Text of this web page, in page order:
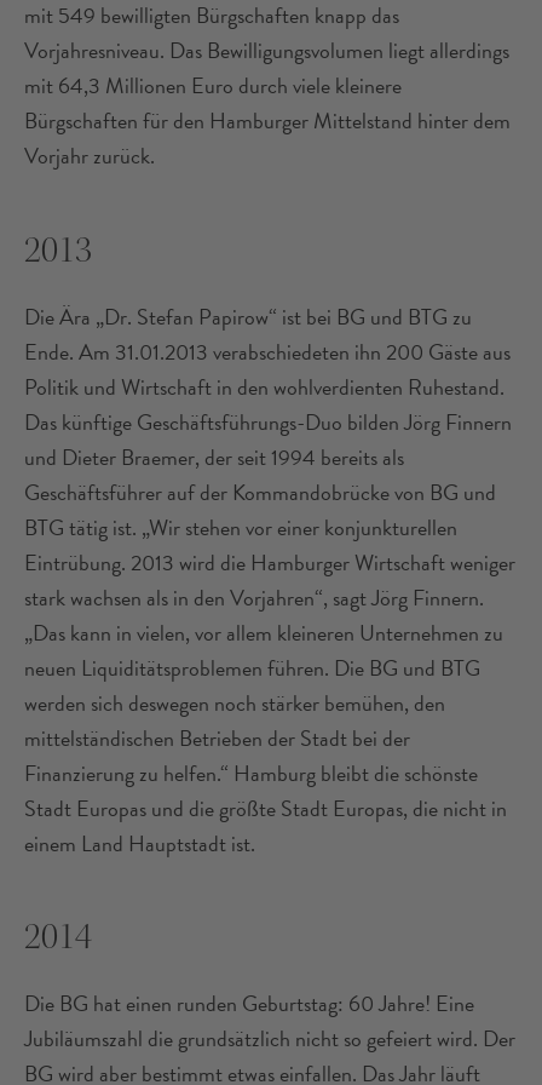
mit 549 bewilligten Bürgschaften knapp das
Vorjahresniveau. Das Bewilligungsvolumen liegt allerdings
mit 64,3 Millionen Euro durch viele kleinere
Bürgschaften für den Hamburger Mittelstand hinter dem
Vorjahr zurück.
2013
Die Ära „Dr. Stefan Papirow“ ist bei BG und BTG zu
Ende. Am 31.01.2013 verabschiedeten ihn 200 Gäste aus
Politik und Wirtschaft in den wohlverdienten Ruhestand.
Das künftige Geschäftsführungs-Duo bilden Jörg Finnern
und Dieter Braemer, der seit 1994 bereits als
Geschäftsführer auf der Kommandobrücke von BG und
BTG tätig ist. „Wir stehen vor einer konjunkturellen
Eintrübung. 2013 wird die Hamburger Wirtschaft weniger
stark wachsen als in den Vorjahren“, sagt Jörg Finnern.
„Das kann in vielen, vor allem kleineren Unternehmen zu
neuen Liquiditätsproblemen führen. Die BG und BTG
werden sich deswegen noch stärker bemühen, den
mittelständischen Betrieben der Stadt bei der
Finanzierung zu helfen.“ Hamburg bleibt die schönste
Stadt Europas und die größte Stadt Europas, die nicht in
einem Land Hauptstadt ist.
2014
Die BG hat einen runden Geburtstag: 60 Jahre! Eine
Jubiläumszahl die grundsätzlich nicht so gefeiert wird. Der
BG wird aber bestimmt etwas einfallen. Das Jahr läuft